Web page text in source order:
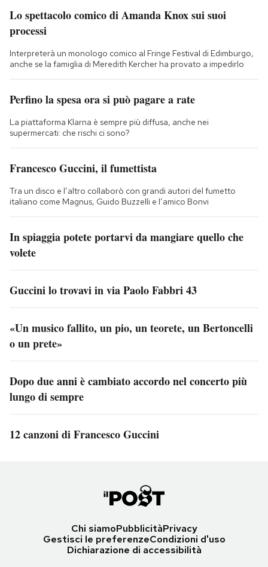
Lo spettacolo comico di Amanda Knox sui suoi
processi
Interpreterà un monologo comico al Fringe Festival di Edimburgo,
anche se la famiglia di Meredith Kercher ha provato a impedirlo
Perfino la spesa ora si può pagare a rate
La piattaforma Klarna è sempre più diffusa, anche nei
supermercati: che rischi ci sono?
Francesco Guccini, il fumettista
Tra un disco e l’altro collaborò con grandi autori del fumetto
italiano come Magnus, Guido Buzzelli e l’amico Bonvi
In spiaggia potete portarvi da mangiare quello che
volete
Guccini lo trovavi in via Paolo Fabbri 43
«Un musico fallito, un pio, un teorete, un Bertoncelli
o un prete»
Dopo due anni è cambiato accordo nel concerto più
lungo di sempre
12 canzoni di Francesco Guccini
Chi siamoPubblicitàPrivacy
Gestisci le preferenzeCondizioni d'uso
Dichiarazione di accessibilità